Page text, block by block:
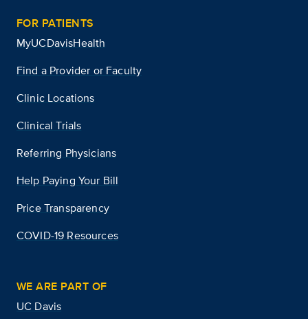
FOR PATIENTS
MyUCDavisHealth
Find a Provider or Faculty
Clinic Locations
Clinical Trials
Referring Physicians
Help Paying Your Bill
Price Transparency
COVID-19 Resources
WE ARE PART OF
UC Davis